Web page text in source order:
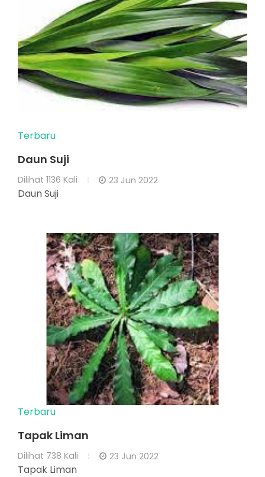
Terbaru
Daun Suji
Dilihat 1136 Kali 23 Jun 2022
Daun Suji
Terbaru
Tapak Liman
Dilihat 738 Kali 23 Jun 2022
Tapak Liman